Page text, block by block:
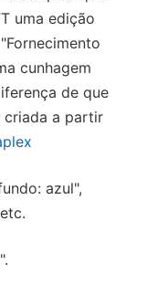
uma edição
cunhagem
de que
criada a partir
azul",